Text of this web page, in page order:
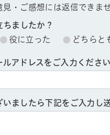
・ご感想には返信できま
ちましたか？
役に立った どちらと
アドレスをご入力ください
ましたら下記をご入力し